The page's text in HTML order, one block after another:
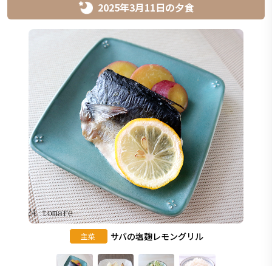
2025年3月11日の夕食
主菜 サバの塩麹レモングリル